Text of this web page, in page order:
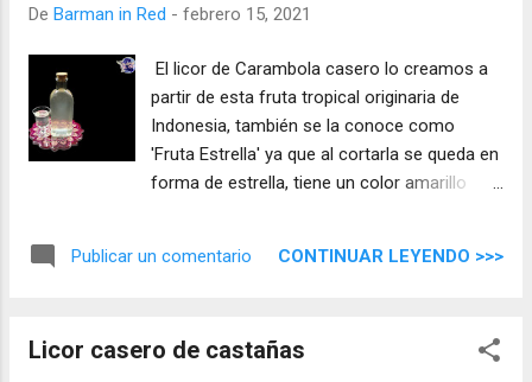
De Barman in Red - febrero 15, 2021
El licor de Carambola casero lo creamos a
partir de esta fruta tropical originaria de
Indonesia, también se la conoce como
'Fruta Estrella' ya que al cortarla se queda en
forma de estrella, tiene un color amarillo
queda transparente.
Publicar un comentario CONTINUAR LEYENDO >>>
Licor casero de castañas